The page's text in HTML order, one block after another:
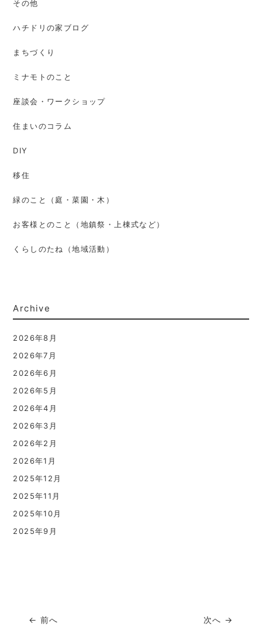
その他
ハチドリの家ブログ
まちづくり
ミナモトのこと
座談会・ワークショップ
住まいのコラム
DIY
移住
緑のこと（庭・菜園・木）
お客様とのこと（地鎮祭・上棟式など）
くらしのたね（地域活動）
Archive
2026年8月
2026年7月
2026年6月
2026年5月
2026年4月
2026年3月
2026年2月
2026年1月
2025年12月
2025年11月
2025年10月
2025年9月
← 前へ 次へ →